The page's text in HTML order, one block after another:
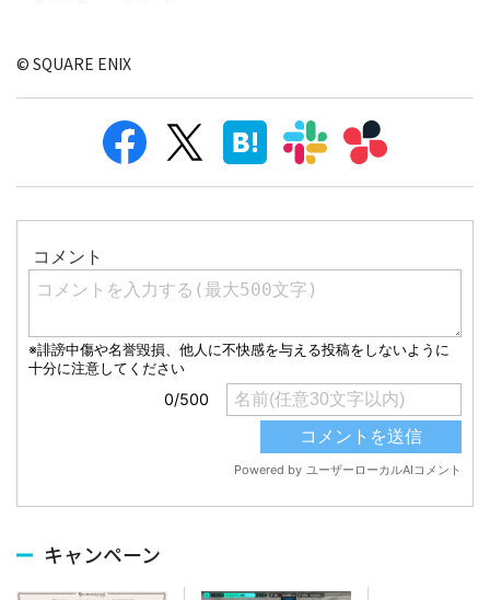
© SQUARE ENIX
キャンペーン